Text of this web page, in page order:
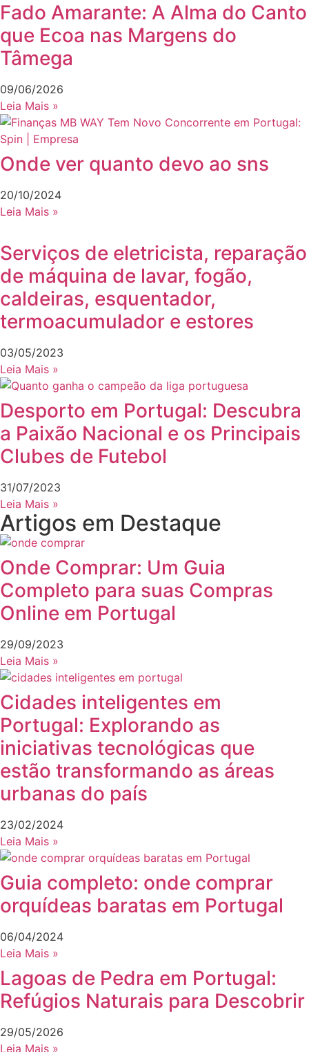
Fado Amarante: A Alma do Canto
que Ecoa nas Margens do
Tâmega
09/06/2026
Leia Mais »
Onde ver quanto devo ao sns
20/10/2024
Leia Mais »
Serviços de eletricista, reparação
de máquina de lavar, fogão,
caldeiras, esquentador,
termoacumulador e estores
03/05/2023
Leia Mais »
Desporto em Portugal: Descubra
a Paixão Nacional e os Principais
Clubes de Futebol
31/07/2023
Leia Mais »
Artigos em Destaque
Onde Comprar: Um Guia
Completo para suas Compras
Online em Portugal
29/09/2023
Leia Mais »
Cidades inteligentes em
Portugal: Explorando as
iniciativas tecnológicas que
estão transformando as áreas
urbanas do país
23/02/2024
Leia Mais »
Guia completo: onde comprar
orquídeas baratas em Portugal
06/04/2024
Leia Mais »
Lagoas de Pedra em Portugal:
Refúgios Naturais para Descobrir
29/05/2026
Leia Mais »